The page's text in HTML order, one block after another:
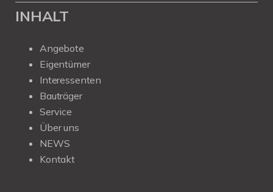
INHALT
Angebote
Eigentümer
Interessenten
Bauträger
Service
Über uns
NEWS
Kontakt